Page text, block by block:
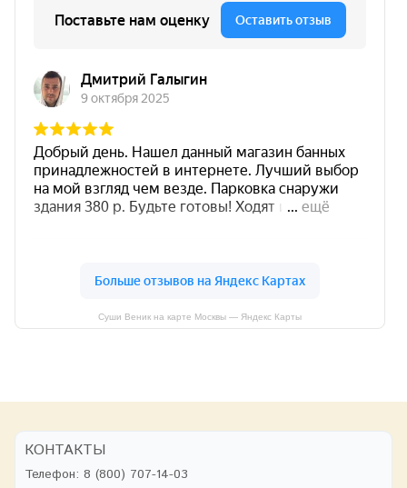
Суши Веник на карте Москвы — Яндекс Карты
КОНТАКТЫ
Телефон: 8 (800) 707-14-03